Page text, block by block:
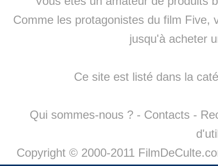
Comme les protagonistes du film Five,
jusqu'à acheter
Ce site est listé dans la
Qui sommes-nous ? - Contacts -
Copyright © 2000-2011